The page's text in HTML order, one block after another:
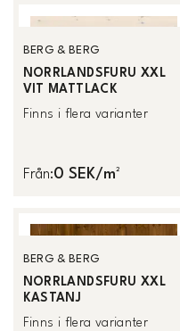
BERG & BERG
NORRLANDSFURU XXL
VIT MATTLACK
Finns i flera varianter
Från:0 SEK/m²
BERG & BERG
NORRLANDSFURU XXL
KASTANJ
Finns i flera varianter